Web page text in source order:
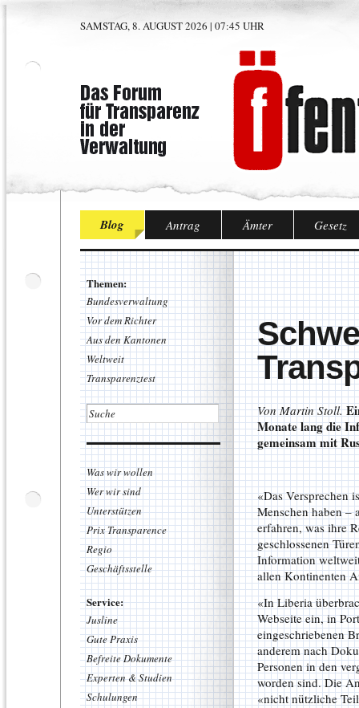
SAMSTAG, 8. AUGUST 2026 | 07:45 UHR
Blog Antrag Ämter Gesetz
Themen:
Bundesverwaltung
Vor dem Richter
Aus den Kantonen
Weltweit
Transparenztest
Was wir wollen
Wer wir sind
Unterstützen
Prix Transparence
Regio
Geschäftsstelle
Service:
Jusline
Gute Praxis
Befreite Dokumente
Experten & Studien
Schulungen
Von Martin Stoll.
Monate lang die
gemeinsam mit
«Das Versprechen
Menschen haben –
erfahren, was ihre
geschlossenen
Information
allen Kontinenten
«In Liberia
Webseite ein, in
eingeschriebenen
anderem nach
Personen in den
worden sind. Die
«nicht nützliche